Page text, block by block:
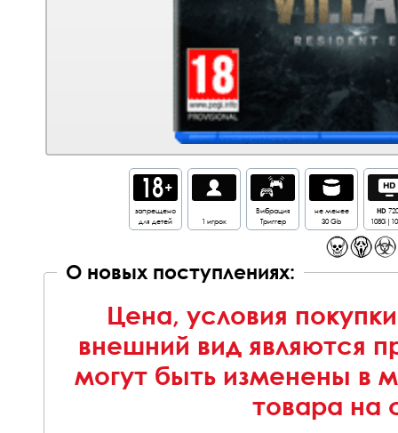
запрещено
для детей
1 игрок
Вибрация
Триггер
не менее
30 Gb
HD
О новых поступлениях:
Цена, условия
внешний вид являются
могут быть изменены в
товара на